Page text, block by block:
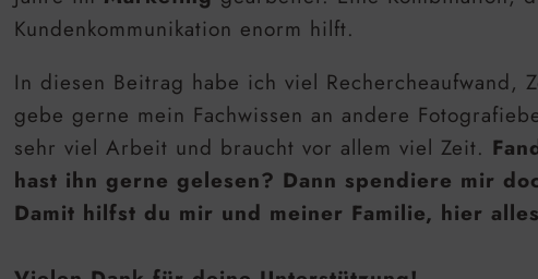
Kundenkommunikation enorm hilft.
In diesen Beitrag habe ich viel Rechercheaufwand,
gebe gerne mein Fachwissen an andere
sehr viel Arbeit und braucht vor allem viel Zeit.
hast ihn gerne gelesen? Dann spendiere mir
Damit hilfst du mir und meiner Familie, hier